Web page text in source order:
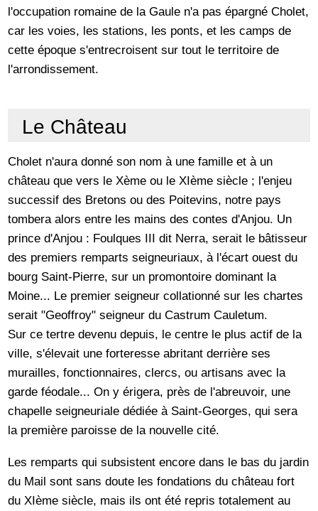
l'occupation romaine de la Gaule n'a pas épargné Cholet,
car les voies, les stations, les ponts, et les camps de
cette époque s'entrecroisent sur tout le territoire de
l'arrondissement.
Le Château
Cholet n'aura donné son nom à une famille et à un
château que vers le Xème ou le XIème siècle ; l'enjeu
successif des Bretons ou des Poitevins, notre pays
tombera alors entre les mains des contes d'Anjou. Un
prince d'Anjou : Foulques III dit Nerra, serait le bâtisseur
des premiers remparts seigneuriaux, à l'écart ouest du
bourg Saint-Pierre, sur un promontoire dominant la
Moine... Le premier seigneur collationné sur les chartes
serait "Geoffroy" seigneur du Castrum Cauletum.
Sur ce tertre devenu depuis, le centre le plus actif de la
ville, s'élevait une forteresse abritant derrière ses
murailles, fonctionnaires, clercs, ou artisans avec la
garde féodale... On y érigera, près de l'abreuvoir, une
chapelle seigneuriale dédiée à Saint-Georges, qui sera
la première paroisse de la nouvelle cité.
Les remparts qui subsistent encore dans le bas du jardin
du Mail sont sans doute les fondations du château fort
du XIème siècle, mais ils ont été repris totalement au